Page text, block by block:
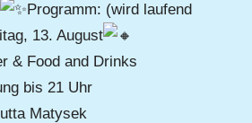
Programm: (wird laufend
13. August
& Food and Drinks
bis 21 Uhr
Matysek